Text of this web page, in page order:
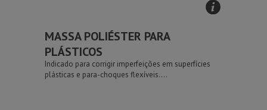
MASSA POLIÉSTER PARA
PLÁSTICOS
Indicado para corrigir imperfeições em superfícies
plásticas e para-choques flexíveis....